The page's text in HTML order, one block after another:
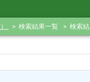
検索結果一覧 検索